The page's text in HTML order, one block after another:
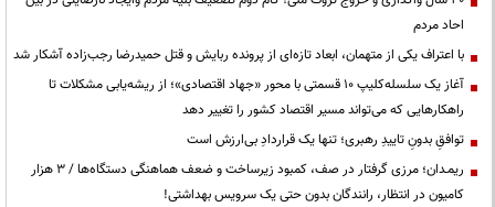
احاد مردم
با اعتراف یکی از متهمان، ابعاد تازه‌ای از پرونده ربایش و قتل حمیدرضا رجب‌زاده آشکار شد
آغاز یک سلسله‌کلیپ ۱۰ قسمتی با محور «جهاد اقتصادی»؛ از ریشه‌یابی مشکلات تا
راهکارهایی که می‌تواند مسیر اقتصاد کشور را تغییر دهد
توافقِ بدونِ تاییدِ رهبری؛ تنها یک قراردادِ بی‌ارزش است
ریمـدان؛ مرزی گرفتار در صف، کمبود زیرساخت و ضعف هماهنگی دستگاه‌ها / ۳ هزار
کامیون در انتظار، رانندگان بدون حتی یک سرویس بهداشتی!